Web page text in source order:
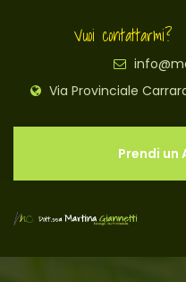
Vuoi contattarmi?
Via Provinciale
Prendi